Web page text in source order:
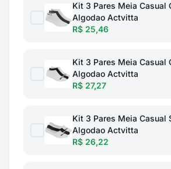
Kit 3 Pares Meia Casual
Algodao Actvitta
R$ 25,46
Kit 3 Pares Meia Casual
Algodao Actvitta
R$ 27,27
Kit 3 Pares Meia Casual
Algodao Actvitta
R$ 26,22